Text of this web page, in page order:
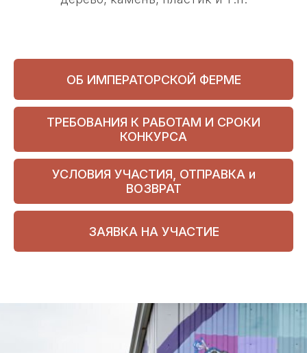
ОБ ИМПЕРАТОРСКОЙ ФЕРМЕ
ТРЕБОВАНИЯ К РАБОТАМ И СРОКИ
КОНКУРСА
УСЛОВИЯ УЧАСТИЯ, ОТПРАВКА и
ВОЗВРАТ
ЗАЯВКА НА УЧАСТИЕ